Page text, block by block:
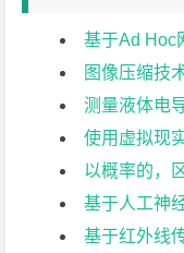
基于Ad Hoc网
图像压缩技
测量液体电
使用虚拟现实对类
以概率的，区间的，
基于人工神经网
基于红外线传感